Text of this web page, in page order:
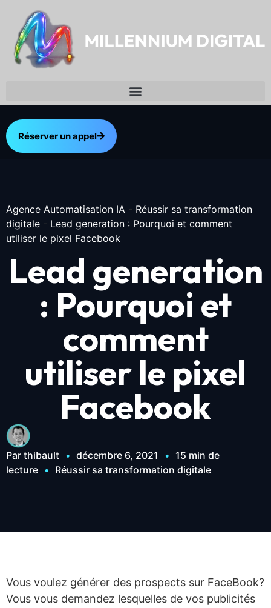
Réserver un appel
Agence Automatisation IA - Réussir sa transformation
digitale - Lead generation : Pourquoi et comment
utiliser le pixel Facebook
Lead generation
: Pourquoi et
comment
utiliser le pixel
Facebook
Par thibault • décembre 6, 2021 • 15 min de
lecture • Réussir sa transformation digitale
Vous voulez générer des prospects sur FaceBook?
Vous vous demandez lesquelles de vos publicités